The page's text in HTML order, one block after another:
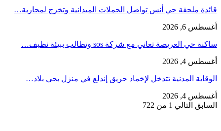
قائدة ملحقة حي أنس تواصل الحملات الميدانية وتخرج لمحاربة…
أغسطس 6, 2026
ساكنة حي العريصة تعاني مع شركة sos وتطالب ببيئة نظيف…
أغسطس 4, 2026
الوقاية المدنية تتدخل لإخماد حريق إندلع في منزل بحي بلاد…
أغسطس 4, 2026
السابق التالي 1 من 722